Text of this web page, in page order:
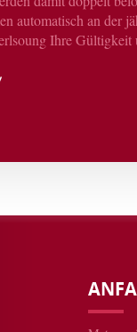
automatisch an
Ihre